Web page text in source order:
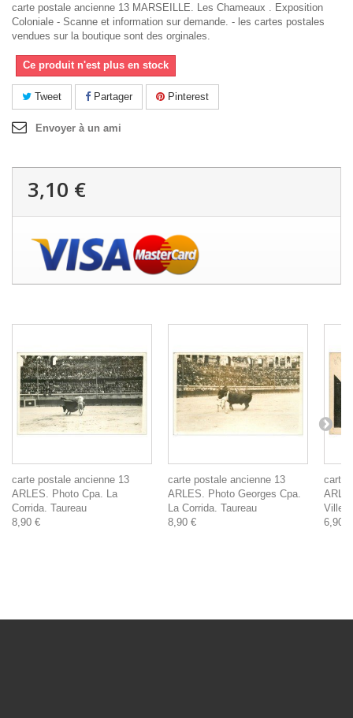
carte postale ancienne 13 MARSEILLE. Les Chameaux . Exposition
Coloniale - Scanne et information sur demande. - les cartes postales
vendues sur la boutique sont des orginales.
Ce produit n'est plus en stock
Tweet Partager Pinterest
Envoyer à un ami
3,10 €
carte postale ancienne 13
ARLES. Photo Cpa. La
Corrida. Taureau
8,90 €
carte postale ancienne 13
ARLES. Photo Georges Cpa.
La Corrida. Taureau
8,90 €
carte
Ville
6,90 €